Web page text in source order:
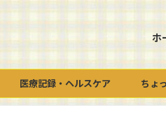
ホ
医療記録・ヘルスケア ちょ